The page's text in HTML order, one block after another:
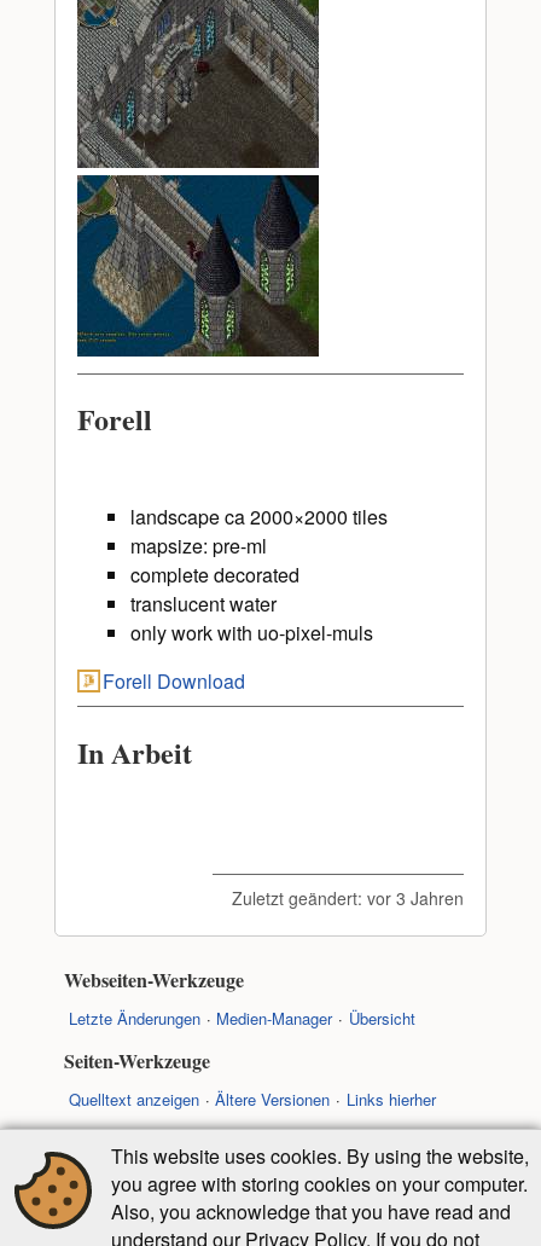
Forell
landscape ca 2000×2000 tiles
mapsize: pre-ml
complete decorated
translucent water
only work with uo-pixel-muls
Forell Download
In Arbeit
Zuletzt geändert: vor 3 Jahren
Webseiten-Werkzeuge
Letzte Änderungen Medien-Manager Übersicht
Seiten-Werkzeuge
Quelltext anzeigen Ältere Versionen
Links hierher
New page
New folder Nach oben
Falls nicht anders bezeichnet, ist der Inhalt dieses Wikis
unter der folgenden Lizenz veröffentlicht:
This website uses cookies. By using the website,
you agree with storing cookies on your computer.
Also, you acknowledge that you have read and
understand our Privacy Policy. If you do not